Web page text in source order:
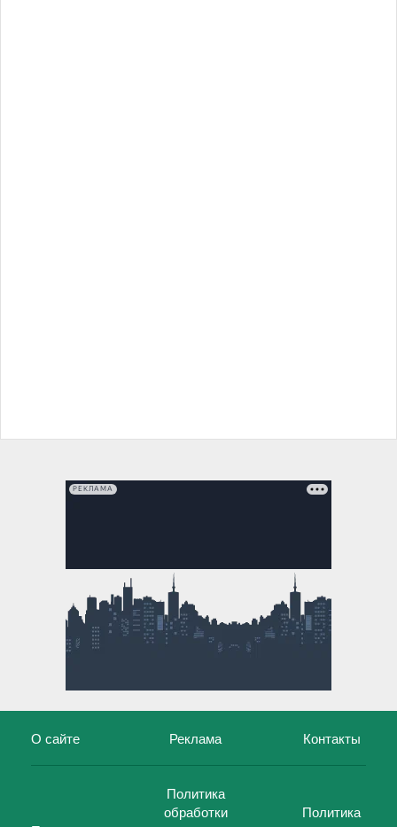
РЕКЛАМА
О сайте Реклама Контакты
Политика
обработки
Политика